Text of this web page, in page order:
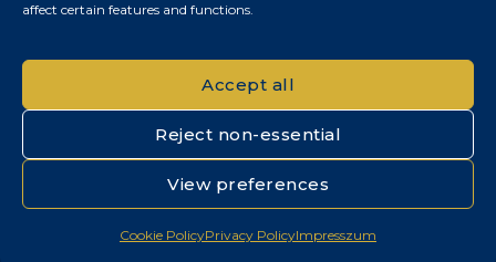
affect certain features and functions.
Accept all
Reject non-essential
View preferences
Cookie PolicyPrivacy PolicyImpresszum
+36 30 687 6790
© 2026 Chris Nagy Real Estate. Minden jog fenntartva.
Adatvédelmi tájékoztató|Cookie szabályzat